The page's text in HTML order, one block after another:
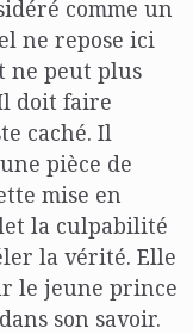
comme un
ne repose ici
ne peut plus
doit faire
caché. Il
pièce de
mise en
la culpabilité
la vérité. Elle
le jeune prince
son savoir.